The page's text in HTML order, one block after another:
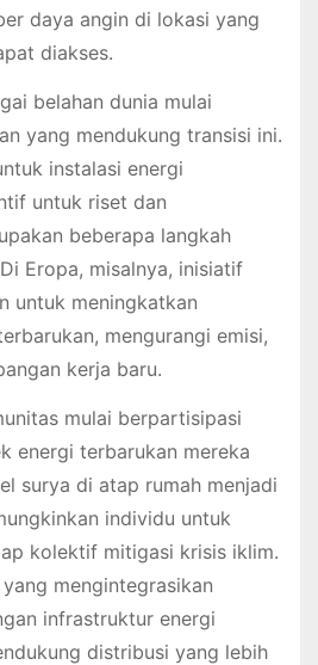
daya angin di lokasi yang
diakses.
belahan dunia mulai
yang mendukung transisi ini.
instalasi energi
untuk riset dan
beberapa langkah
Eropa, misalnya, inisiatif
untuk meningkatkan
mengurangi emisi,
kerja baru.
mulai berpartisipasi
energi terbarukan mereka
surya di atap rumah menjadi
individu untuk
kolektif mitigasi krisis iklim.
mengintegrasikan
infrastruktur energi
distribusi yang lebih